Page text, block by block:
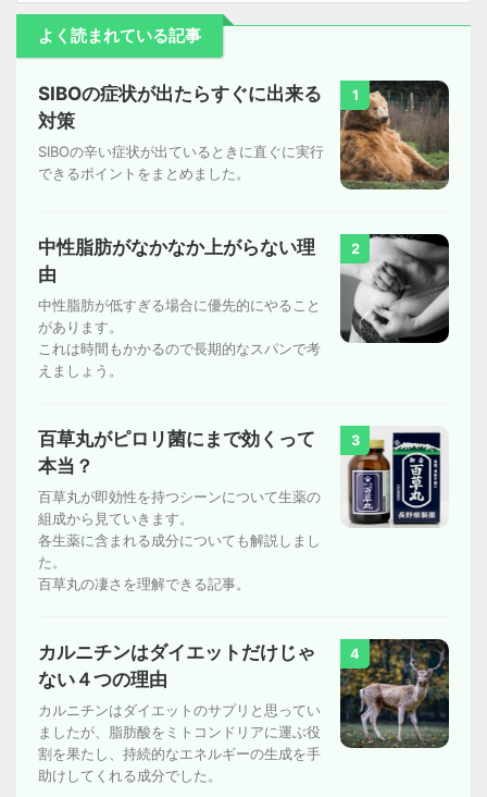
よく読まれている記事
1
SIBOの症状が出たらすぐに出来る
対策
SIBOの辛い症状が出ているときに直ぐに実行
できるポイントをまとめました。
2
中性脂肪がなかなか上がらない理
由
中性脂肪が低すぎる場合に優先的にやること
があります。
これは時間もかかるので長期的なスパンで考
えましょう。
3
百草丸がピロリ菌にまで効くって
本当？
百草丸が即効性を持つシーンについて生薬の
組成から見ていきます。
各生薬に含まれる成分についても解説しまし
た。
百草丸の凄さを理解できる記事。
4
カルニチンはダイエットだけじゃ
ない４つの理由
カルニチンはダイエットのサプリと思ってい
ましたが、脂肪酸をミトコンドリアに運ぶ役
割を果たし、持続的なエネルギーの生成を手
助けしてくれる成分でした。